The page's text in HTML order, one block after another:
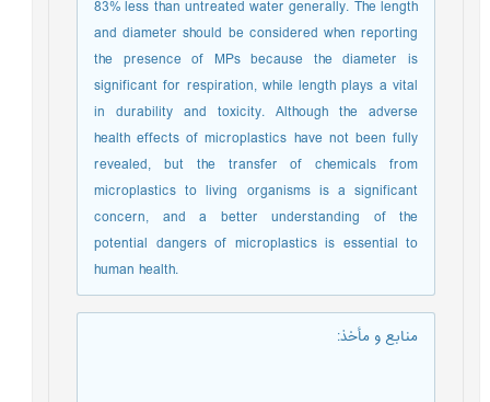
83% less than untreated water generally. The length
and diameter should be considered when reporting
the presence of MPs because the diameter is
significant for respiration, while length plays a vital
in durability and toxicity. Although the adverse
health effects of microplastics have not been fully
revealed, but the transfer of chemicals from
microplastics to living organisms is a significant
concern, and a better understanding of the
potential dangers of microplastics is essential to
human health.
منابع و مأخذ: